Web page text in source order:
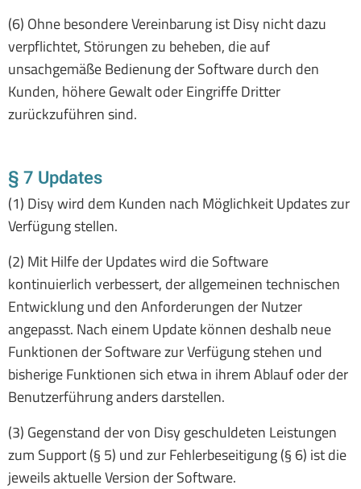
(6) Ohne besondere Vereinbarung ist Disy nicht dazu
verpflichtet, Störungen zu beheben, die auf
unsachgemäße Bedienung der Software durch den
Kunden, höhere Gewalt oder Eingriffe Dritter
zurückzuführen sind.
§ 7 Updates
(1) Disy wird dem Kunden nach Möglichkeit Updates zur
Verfügung stellen.
(2) Mit Hilfe der Updates wird die Software
kontinuierlich verbessert, der allgemeinen technischen
Entwicklung und den Anforderungen der Nutzer
angepasst. Nach einem Update können deshalb neue
Funktionen der Software zur Verfügung stehen und
bisherige Funktionen sich etwa in ihrem Ablauf oder der
Benutzerführung anders darstellen.
(3) Gegenstand der von Disy geschuldeten Leistungen
zum Support (§ 5) und zur Fehlerbeseitigung (§ 6) ist die
jeweils aktuelle Version der Software.